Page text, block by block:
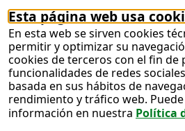
Esta página web usa
En esta web se sirven cookies
permitir y optimizar su
cookies de terceros con el fin de
funcionalidades de redes
basada en sus hábitos de
rendimiento y tráfico web.
información en nuestra Política